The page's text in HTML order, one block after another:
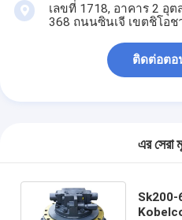
เลขที่ 1718, อาคาร 2 อุ
368 ถนนซินเจี เขตชิโอช
ติดต่อต
এর সেরা
Sk200-